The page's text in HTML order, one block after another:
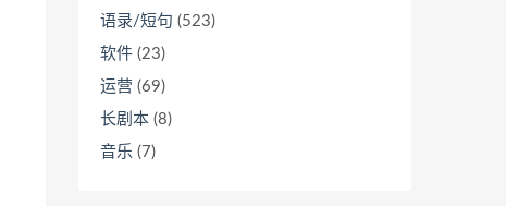
语录/短句 (523)
软件 (23)
运营 (69)
长剧本 (8)
音乐 (7)